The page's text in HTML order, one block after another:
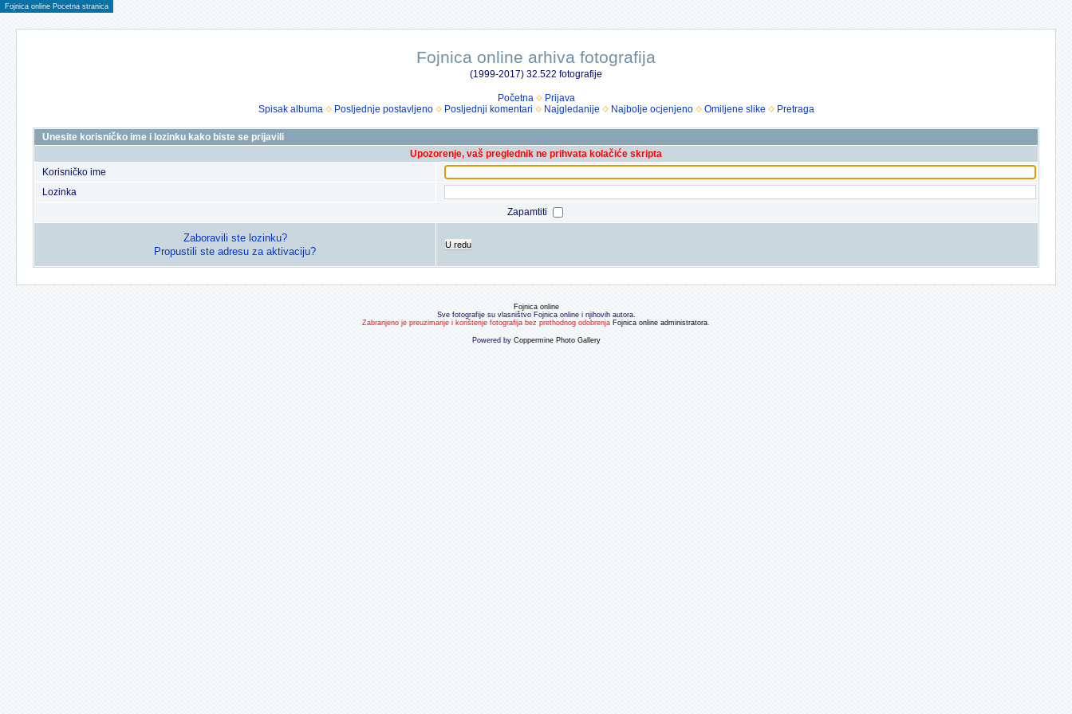
Fojnica online Pocetna stranica
Fojnica online arhiva fotografija
(1999-2017) 32.522 fotografije
Početna
Prijava
Spisak albuma
Posljednje postavljeno Posljednji komentari Najgledanije Najbolje ocjenjeno Omiljene slike Pretraga
Unesite korisničko ime i lozinku kako biste se prijavili
Upozorenje, vaš preglednik ne prihvata kolačiće skripta
Korisničko ime
Lozinka
Zapamtiti
Zaboravili ste lozinku?
Propustili ste adresu za aktivaciju?
U redu
Fojnica online
Sve fotografije su vlasništvo Fojnica online i njihovih autora.
Zabranjeno je preuzimanje i korištenje fotografija bez prethodnog odobrenja Fojnica online administratora.
Powered by Coppermine Photo Gallery